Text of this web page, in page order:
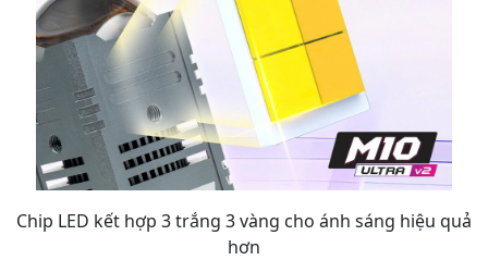
Chip LED kết hợp 3 trắng 3 vàng cho ánh sáng hiệu quả
hơn